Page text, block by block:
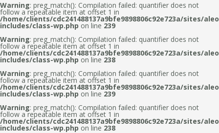
Warning: preg_match(): Compilation failed: quantifier does not
follow a repeatable item at offset 1 in
/home/clients/cdc241488137a9bfe9898806c92e723a/sites/
includes/class-wp.php on line 239
Warning: preg_match(): Compilation failed: quantifier does not
follow a repeatable item at offset 1 in
/home/clients/cdc241488137a9bfe9898806c92e723a/sites/
includes/class-wp.php on line 238
Warning: preg_match(): Compilation failed: quantifier does not
follow a repeatable item at offset 1 in
/home/clients/cdc241488137a9bfe9898806c92e723a/sites/
includes/class-wp.php on line 239
Warning: preg_match(): Compilation failed: quantifier does not
follow a repeatable item at offset 1 in
/home/clients/cdc241488137a9bfe9898806c92e723a/sites/
includes/class-wp.php on line 238